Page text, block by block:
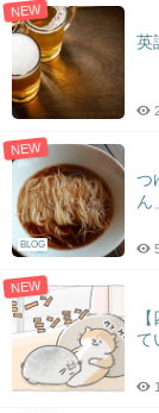
NEW
英
NEW
BLOG
つ
ん
NEW
て